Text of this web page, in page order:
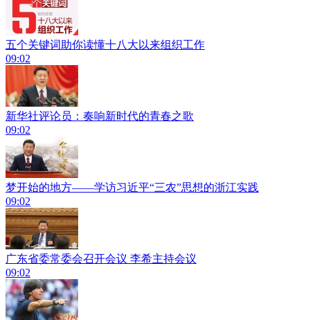
五个关键词助你读懂十八大以来组织工作
09:02
新华社评论员：奏响新时代的青春之歌
09:02
梦开始的地方——学访习近平“三农”思想的浙江实践
09:02
广东省委常委会召开会议 李希主持会议
09:02